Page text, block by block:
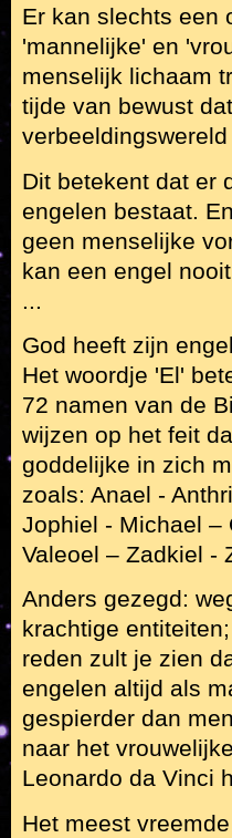
Er kan slechts een
'mannelijke' en
menselijk lichaam
tijde van bewust
Dit betekent dat er
engelen bestaat.
geen menselijke
kan een engel
...
God heeft zijn
Het woordje 'El'
72 namen van de
wijzen op het feit
goddelijke in zich
zoals: Anael -
Jophiel - Michael –
Valeoel – Zadkiel -
Anders gezegd:
krachtige
reden zult je zien
engelen altijd als
gespierder dan
naar het
Leonardo da Vinci
Het meest